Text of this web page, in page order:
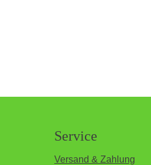
Service
Versand & Zahlung